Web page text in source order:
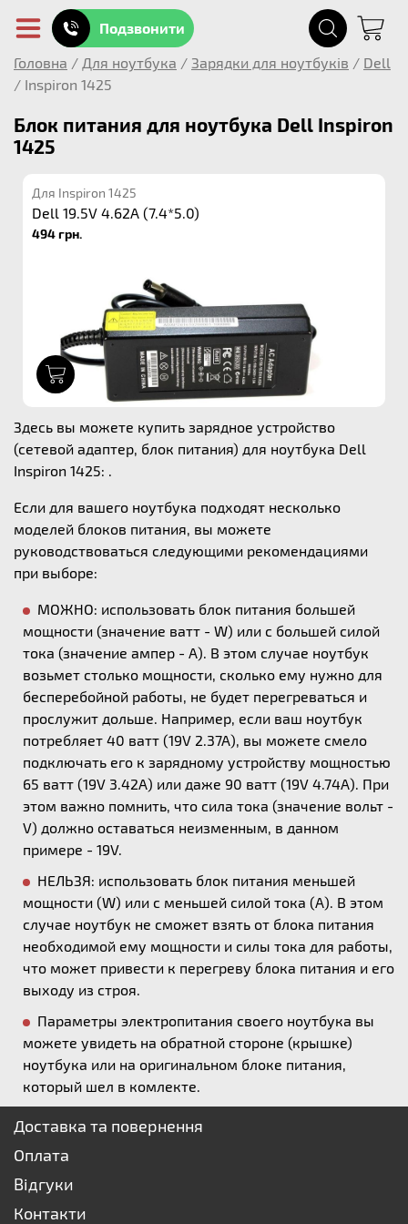
Подзвонити
Головна / Для ноутбука / Зарядки для ноутбуків / Dell
/ Inspiron 1425
Блок питания для ноутбука Dell Inspiron
1425
Для Inspiron 1425
Dell 19.5V 4.62A (7.4*5.0)
494 грн.
Здесь вы можете купить зарядное устройство
(сетевой адаптер, блок питания) для ноутбука Dell
Inspiron 1425: .
Если для вашего ноутбука подходят несколько
моделей блоков питания, вы можете
руководствоваться следующими рекомендациями
при выборе:
МОЖНО: использовать блок питания большей
мощности (значение ватт - W) или с большей силой
тока (значение ампер - А). В этом случае ноутбук
возьмет столько мощности, сколько ему нужно для
бесперебойной работы, не будет перегреваться и
прослужит дольше. Например, если ваш ноутбук
потребляет 40 ватт (19V 2.37A), вы можете смело
подключать его к зарядному устройству мощностью
65 ватт (19V 3.42A) или даже 90 ватт (19V 4.74A). При
этом важно помнить, что сила тока (значение вольт -
V) должно оставаться неизменным, в данном
примере - 19V.
НЕЛЬЗЯ: использовать блок питания меньшей
мощности (W) или с меньшей силой тока (А). В этом
случае ноутбук не сможет взять от блока питания
необходимой ему мощности и силы тока для работы,
что может привести к перегреву блока питания и его
выходу из строя.
Параметры электропитания своего ноутбука вы
можете увидеть на обратной стороне (крышке)
ноутбука или на оригинальном блоке питания,
который шел в комлекте.
Доставка та повернення
Оплата
Відгуки
Контакти